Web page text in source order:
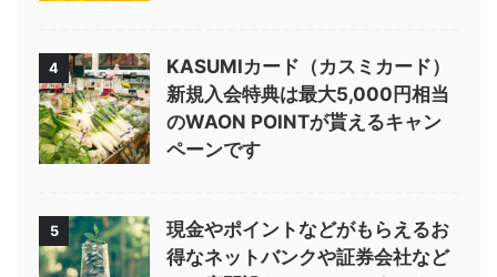
4
KASUMIカード（カスミカード）
新規入会特典は最大5,000円相当
のWAON POINTが貰えるキャン
ペーンです
5
現金やポイントなどがもらえるお
得なネットバンクや証券会社など